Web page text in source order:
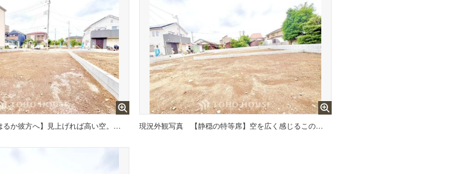
【はるか彼方へ】見上げれば高い空。手を伸ばせば吸い込まれそうな突き抜ける空間。空が高いと気持ちも高揚する。しばらく忘れていた、空を楽しむ生活を始めませんか。 現況外観写真 【静穏の特等席】空を広く感じるこの場所で、心穏やかに過ごす。